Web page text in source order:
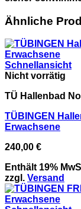
Ähnliche
Schnellansicht
Nicht vorrätig
TÜ Hallenbad
TÜBINGEN
Erwachsene
240,00 €
Enthält 19%
zzgl. Versand